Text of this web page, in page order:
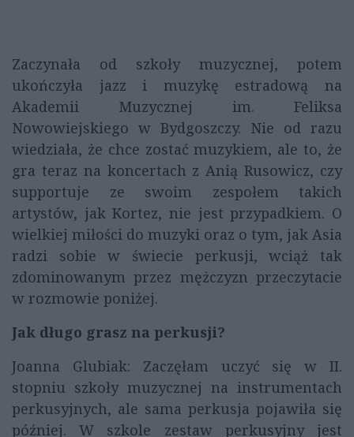
Zaczynała od szkoły muzycznej, potem
ukończyła jazz i muzykę estradową na
Akademii Muzycznej im. Feliksa
Nowowiejskiego w Bydgoszczy. Nie od razu
wiedziała, że chce zostać muzykiem, ale to, że
gra teraz na koncertach z Anią Rusowicz, czy
supportuje ze swoim zespołem takich
artystów, jak Kortez, nie jest przypadkiem. O
wielkiej miłości do muzyki oraz o tym, jak Asia
radzi sobie w świecie perkusji, wciąż tak
zdominowanym przez mężczyzn przeczytacie
w rozmowie poniżej.
Jak długo grasz na perkusji?
Joanna Glubiak: Zaczęłam uczyć się w II.
stopniu szkoły muzycznej na instrumentach
perkusyjnych, ale sama perkusja pojawiła się
później. W szkole zestaw perkusyjny jest